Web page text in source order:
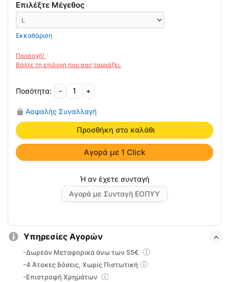
Επιλέξτε Μέγεθος
Εκκαθάριση
Αγορά με Συνταγή ΕΟΠΥΥ
Αγορά με 1 Click
-
Ζώνη
Οσφύος
20cm
'4
Μπανέλες'
04-
1-
+
Ασφαλής Συναλλαγή
Προσθήκη στο καλάθι
Υπηρεσίες Αγορών
-Δωρεάν Μεταφορικά άνω των 55€
-4 Άτοκες δόσεις, Χωρίς Πιστωτική
-Επιστροφή Χρημάτων